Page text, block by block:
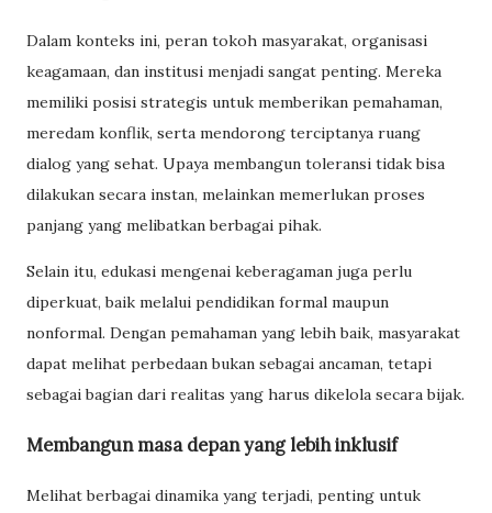
Dalam konteks ini, peran tokoh masyarakat, organisasi
keagamaan, dan institusi menjadi sangat penting. Mereka
memiliki posisi strategis untuk memberikan pemahaman,
meredam konflik, serta mendorong terciptanya ruang
dialog yang sehat. Upaya membangun toleransi tidak bisa
dilakukan secara instan, melainkan memerlukan proses
panjang yang melibatkan berbagai pihak.
Selain itu, edukasi mengenai keberagaman juga perlu
diperkuat, baik melalui pendidikan formal maupun
nonformal. Dengan pemahaman yang lebih baik, masyarakat
dapat melihat perbedaan bukan sebagai ancaman, tetapi
sebagai bagian dari realitas yang harus dikelola secara bijak.
Membangun masa depan yang lebih inklusif
Melihat berbagai dinamika yang terjadi, penting untuk